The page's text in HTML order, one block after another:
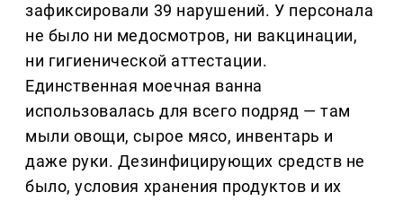
зафиксировали 39 нарушений. У персонала
не было ни медосмотров, ни вакцинации,
ни гигиенической аттестации.
Единственная моечная ванна
использовалась для всего подряд — там
мыли овощи, сырое мясо, инвентарь и
даже руки. Дезинфицирующих средств не
было, условия хранения продуктов и их